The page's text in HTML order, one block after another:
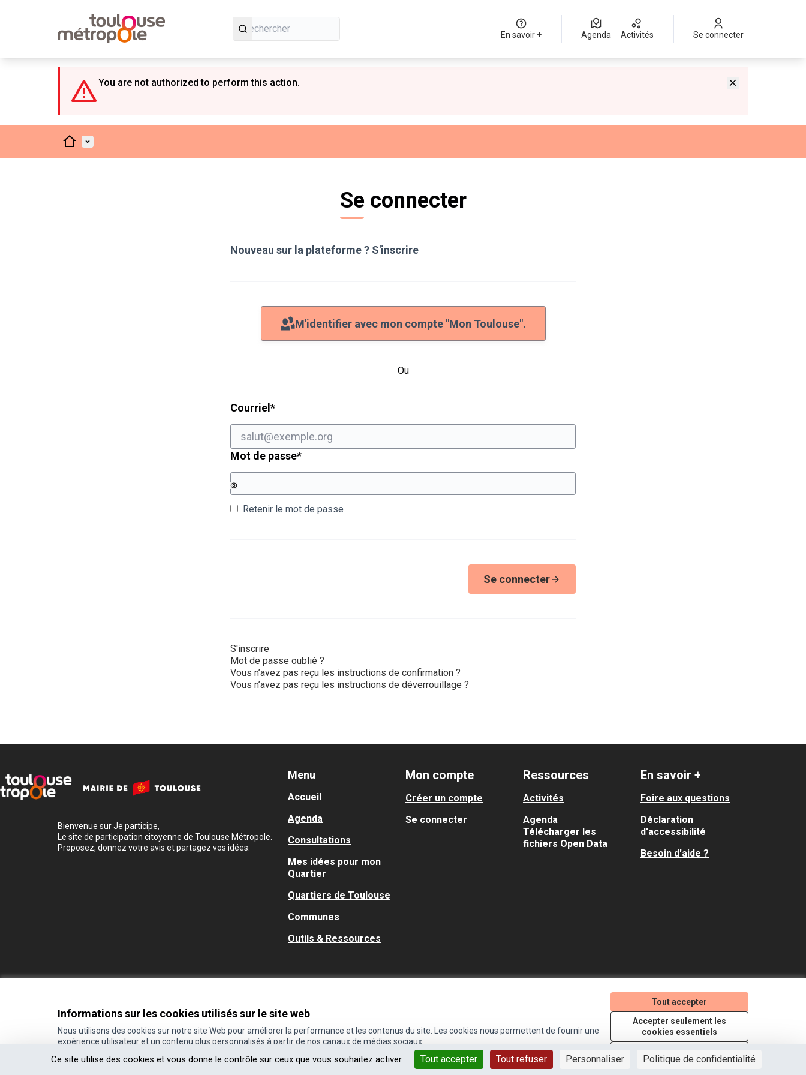
Ce site utilise des cookies et vous donne le contrôle sur ceux que vous souhaitez activer Tout accepter Tout refuser Personnaliser Politique de confidentialité
Informations sur les cookies utilisés sur le site web
Nous utilisons des cookies sur notre site Web pour améliorer la performance et les contenus du site. Les cookies nous permettent de fournir une
expérience utilisateur et un contenu plus personnalisés à partir de nos canaux de médias sociaux.
Tout accepter
Accepter seulement les
cookies essentiels
En savoir + Agenda Activités Se connecter
You are not authorized to perform this action.
AccueilMenu principal
Se connecter
Nouveau sur la plateforme ? S'inscrire
M'identifier avec mon compte "Mon Toulouse".
Ou
Courriel *Champ obligatoire
Mot de passe*Champ obligatoire
Retenir le mot de passe
Se connecter
S'inscrire
Mot de passe oublié ?
Vous n’avez pas reçu les instructions de confirmation ?
Vous n’avez pas reçu les instructions de déverrouillage ?
Bienvenue sur Je participe,
Le site de participation citoyenne de Toulouse Métropole.
Proposez, donnez votre avis et partagez vos idées.
Menu
Accueil
Agenda
Consultations
Mes idées pour mon
Quartier
Quartiers de Toulouse
Communes
Outils & Ressources
Mon compte
Créer un compte
Se connecter
Ressources
Activités
Agenda
Télécharger les
fichiers Open Data
En savoir +
Foire aux questions
Déclaration
d'accessibilité
Besoin d'aide ?
(Lien externe)
(Lien externe)
(Lien externe)
(Lien externe)
Site réalisé grâce aulogiciel libre Decidim
(Lien externe)
.
Licence Creative
(Lien externe)